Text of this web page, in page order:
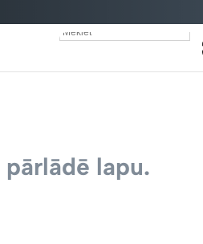
Egons Ansbergs, Ēriks
Mārtiņš Zilgalvis, Aivars
lapu.